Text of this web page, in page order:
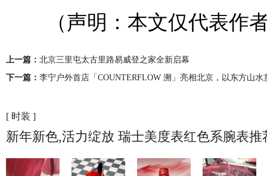
（声明：本文仅代表作者
上一篇： 北京三里屯太古里路易威登之家全新启幕
下一篇： 李宁户外首店「COUNTERFLOW 溯」亮相北京，以东方山
[ 时装 ]
新年新色,活力绽放 瑞士美度表红色系腕表推